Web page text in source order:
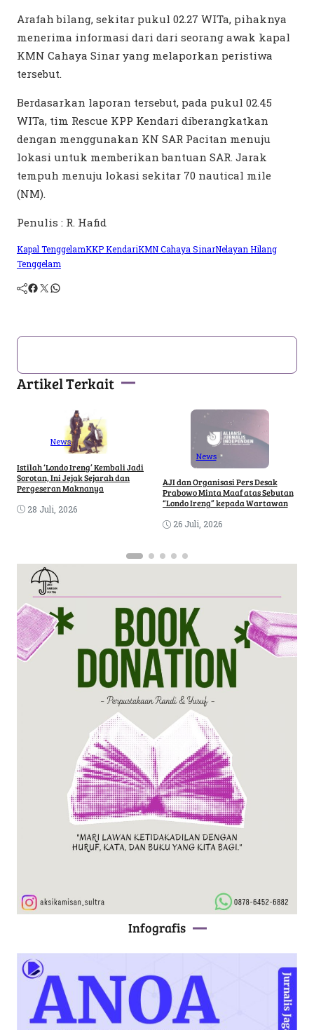
Arafah bilang, sekitar pukul 02.27 WITa, pihaknya
menerima informasi dari dari seorang awak kapal
KMN Cahaya Sinar yang melaporkan peristiwa
tersebut.
Berdasarkan laporan tersebut, pada pukul 02.45
WITa, tim Rescue KPP Kendari diberangkatkan
dengan menggunakan KN SAR Pacitan menuju
lokasi untuk memberikan bantuan SAR. Jarak
tempuh menuju lokasi sekitar 70 nautical mile
(NM).
Penulis : R. Hafid
Kapal TenggelamKKP KendariKMN Cahaya SinarNelayan Hilang
Tenggelam
Artikel Terkait
News
Istilah ‘Londo Ireng’ Kembali Jadi
Sorotan, Ini Jejak Sejarah dan
Pergeseran Maknanya
28 Juli, 2026
News
AJI dan Organisasi Pers Desak
Prabowo Minta Maaf atas Sebutan
“Londo Ireng” kepada Wartawan
26 Juli, 2026
Infografis